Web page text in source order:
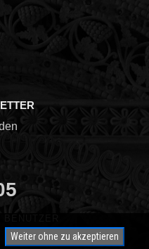
Weiter ohne zu akzeptieren